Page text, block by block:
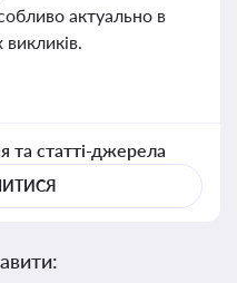
актуально в
та статті-джерела